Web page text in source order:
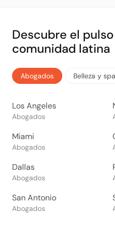
Descubre el
comunidad latina
Abogados Belleza y
Los Angeles
Abogados
Miami
Abogados
Dallas
Abogados
San Antonio
Abogados